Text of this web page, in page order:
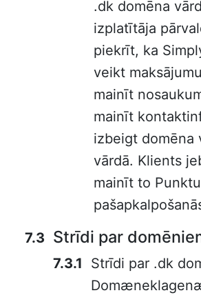
.dk domēna
izplatītāja
piekrīt, ka
veikt
mainīt
mainīt
izbeigt domēna
vārdā. Klients
mainīt to
Strīdi par
Strīdi par .dk